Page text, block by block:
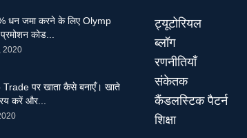
धन जमा करने के लिए Olymp
कोड...
2020
पर खाता कैसे बनाएँ। खाते
करें और...
ट्यूटोरियल
ब्लॉग
रणनीतियाँ
संकेतक
कैंडलस्टिक पैटर्न
शिक्षा